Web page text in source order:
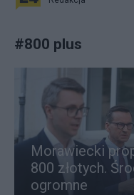
#800 plus
Morawiecki
800 złotych.
ogromne